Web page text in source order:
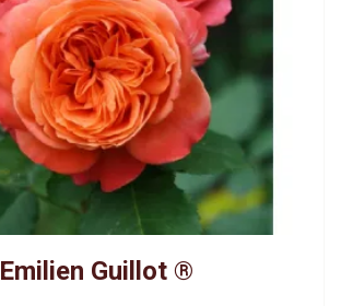
Emilien Guillot ®